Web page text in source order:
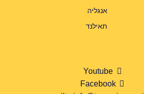
אנגליה
תאילנד
Youtube
Facebook